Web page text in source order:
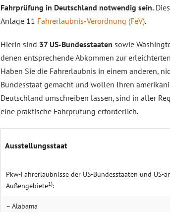
Fahrprüfung in Deutschland notwendig sein.
Anlage 11 Fahrerlaubnis-Verordnung (FeV).
Hierin sind 37 US-Bundesstaaten sowie
denen entsprechende Abkommen zur
Haben Sie die Fahrerlaubnis in einem anderen,
Bundesstaat gemacht und wollen Ihren
Deutschland umschreiben lassen, sind in aller
eine praktische Fahrprüfung erforderlich.
Ausstellungsstaat
Pkw-Fahrerlaubnisse der US-Bundesstaaten und US-
Außengebiete1):
– Alabama